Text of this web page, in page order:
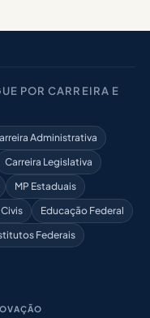
POR CARREIRA E
Administrativa
Carreira Legislativa
MP Estaduais
Educação Federal
Federais